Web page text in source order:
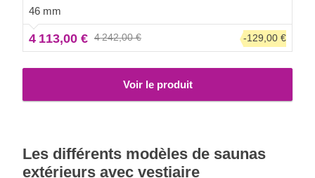
proposons également des modèles de 2,4 m, 3 m, 3,5 m
ou plus.
46 mm
4 113,00 € 4 242,00 € -129,00 €
Voir le produit
Les différents modèles de saunas
extérieurs avec vestiaire